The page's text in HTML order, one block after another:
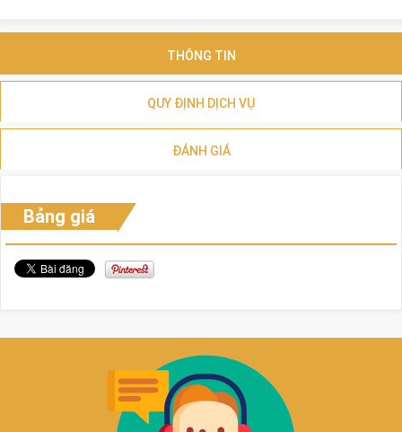
THÔNG TIN
QUY ĐỊNH DỊCH VỤ
ĐÁNH GIÁ
Bảng giá